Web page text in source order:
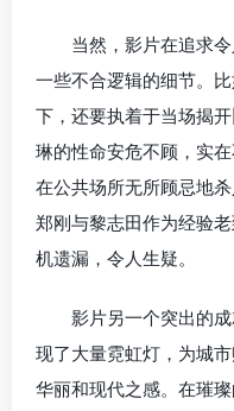
当然，影片在追求
一些不合逻辑的细节。
下，还要执着于当场揭
琳的性命安危不顾，实
在公共场所无所顾忌地
郑刚与黎志田作为经验
机遗漏，令人生疑。
影片另一个突出的
现了大量霓虹灯，为城
华丽和现代之感。在璀